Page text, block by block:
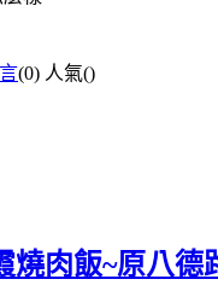
(0) 人氣()
燒肉飯~原八德